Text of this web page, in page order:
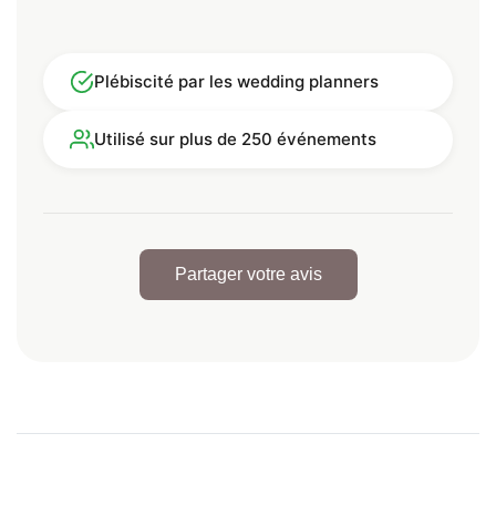
Plébiscité par les wedding planners
Utilisé sur plus de 250 événements
Partager votre avis